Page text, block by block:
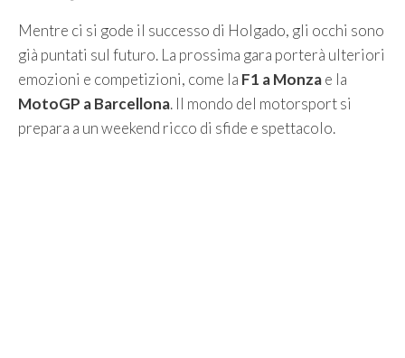
Mentre ci si gode il successo di Holgado, gli occhi sono
già puntati sul futuro. La prossima gara porterà ulteriori
emozioni e competizioni, come la F1 a Monzae la
MotoGP a Barcellona. Il mondo del motorsport si
prepara a un weekend ricco di sfide e spettacolo.